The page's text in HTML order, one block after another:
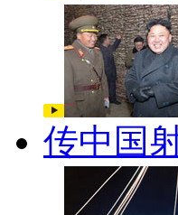
传中国